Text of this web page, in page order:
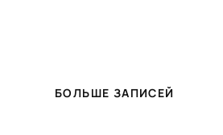
БОЛЬШЕ ЗАПИСЕЙ